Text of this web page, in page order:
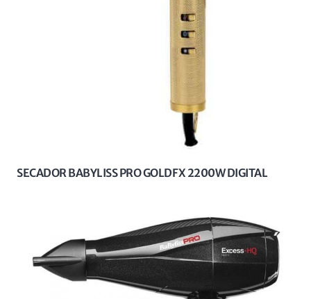
SECADOR BABYLISS PRO GOLDFX 2200W DIGITAL